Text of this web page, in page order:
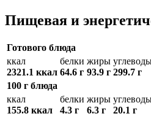
Пищевая и
Готового блюда
ккал
2321.1 ккал
белки
64.6 г
жиры
93.9 г 299.7 г
100 г блюда
ккал
155.8 ккал
белки
4.3 г
жиры
6.3 г
20.1 г